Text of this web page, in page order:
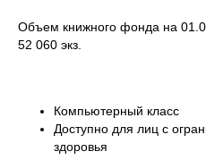
Объем книжного фонда на
52 060 экз.
Компьютерный класс
Доступно для лиц с
здоровья